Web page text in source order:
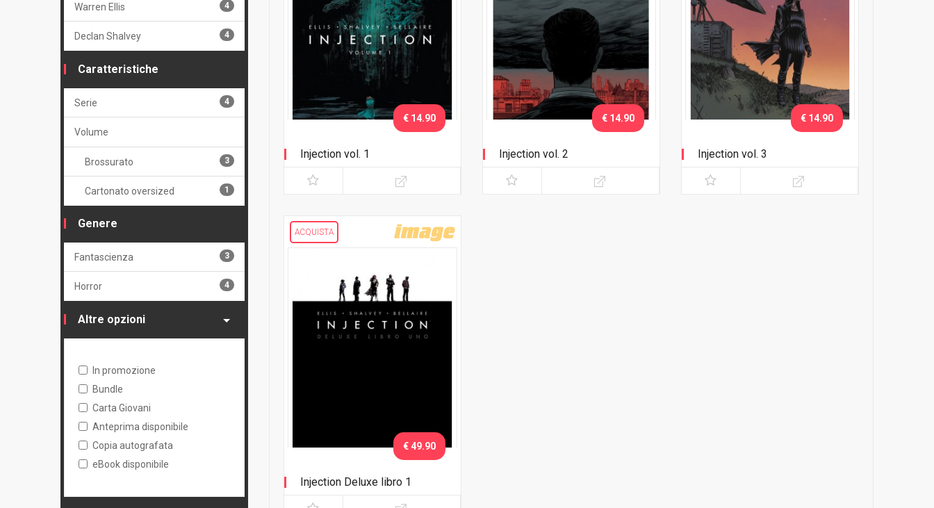
Injection vol. 1
€ 14.90
Injection vol. 2
€ 14.90
Injection vol. 3
€ 14.90
ACQUISTA
Injection Deluxe libro 1
€ 49.90
Warren Ellis 4
Declan Shalvey 4
Caratteristiche
Serie 4
Volume
Brossurato 3
Cartonato oversized 1
Genere
Fantascienza 3
Horror 4
Altre opzioni
In promozione
Bundle
Carta Giovani
Anteprima disponibile
Copia autografata
eBook disponibile